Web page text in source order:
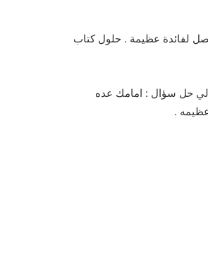
لفائدة عظيمة . حلول كتاب
حل سؤال : امامك عده
.